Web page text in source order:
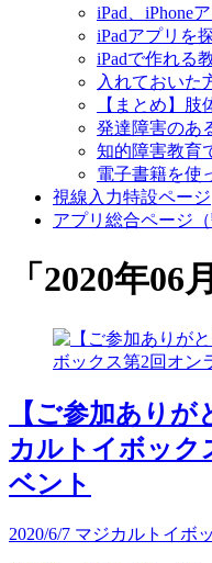
iPad、iPhone
iPadアプリを
iPadで作れる
入れておいた
【まとめ】肢
発達障害のあ
知的障害教育
電子書籍を使
視線入力特設ページ
アプリ総合ページ（
「 2020年06
【ご参加あり
カルトイボック
ベント
2020/6/7 マジカルトイボ